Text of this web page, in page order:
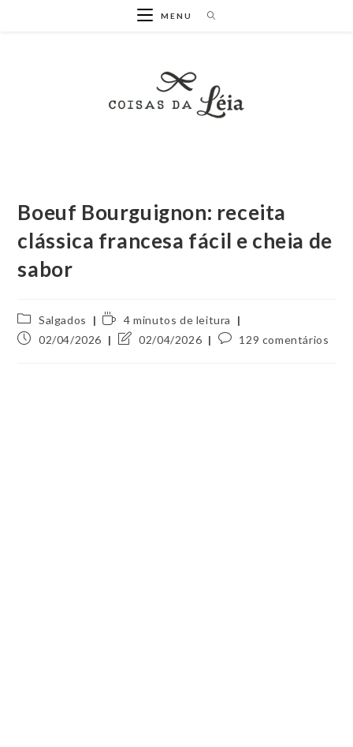
MENU
Boeuf Bourguignon: receita
clássica francesa fácil e cheia de
sabor
Categoria
do
post:
Salgados
Tempo
de
leitura:
4 minutos de leitura
Post02/04/2026
Última02/04/2026
Comentários
129 comentários